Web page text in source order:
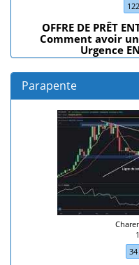
122
OFFRE DE PRÊT
Comment avoir
Urgence
Parapente
34